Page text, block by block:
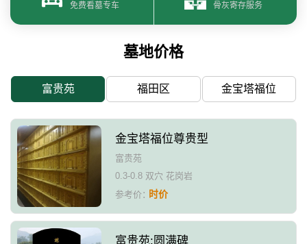
免费看墓专车 骨灰寄存服务
墓地价格
富贵苑 福田区 金宝塔福位
金宝塔福位尊贵型
富贵苑
0.3-0.8 双穴 花岗岩
参考价：时价
富贵苑:圆满碑